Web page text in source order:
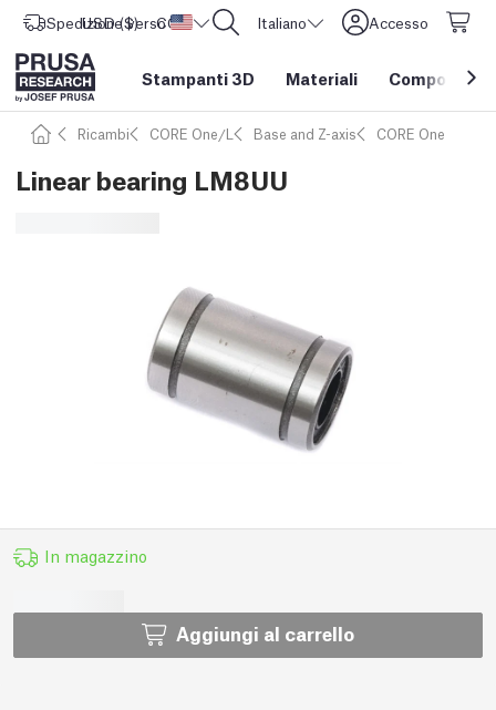
Spedizione verso Stati Uniti d'America
USD ($) CORE One L: Ora disponibile! Italiano Accesso
Stampanti 3D Materiali Componenti
Ricambi CORE One/L Base and Z-axis CORE One
Linear bearing LM8UU
In magazzino
Aggiungi al carrello